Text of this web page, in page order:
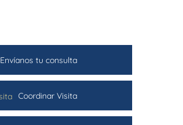
Envíanos tu consulta
Coordinar Visita